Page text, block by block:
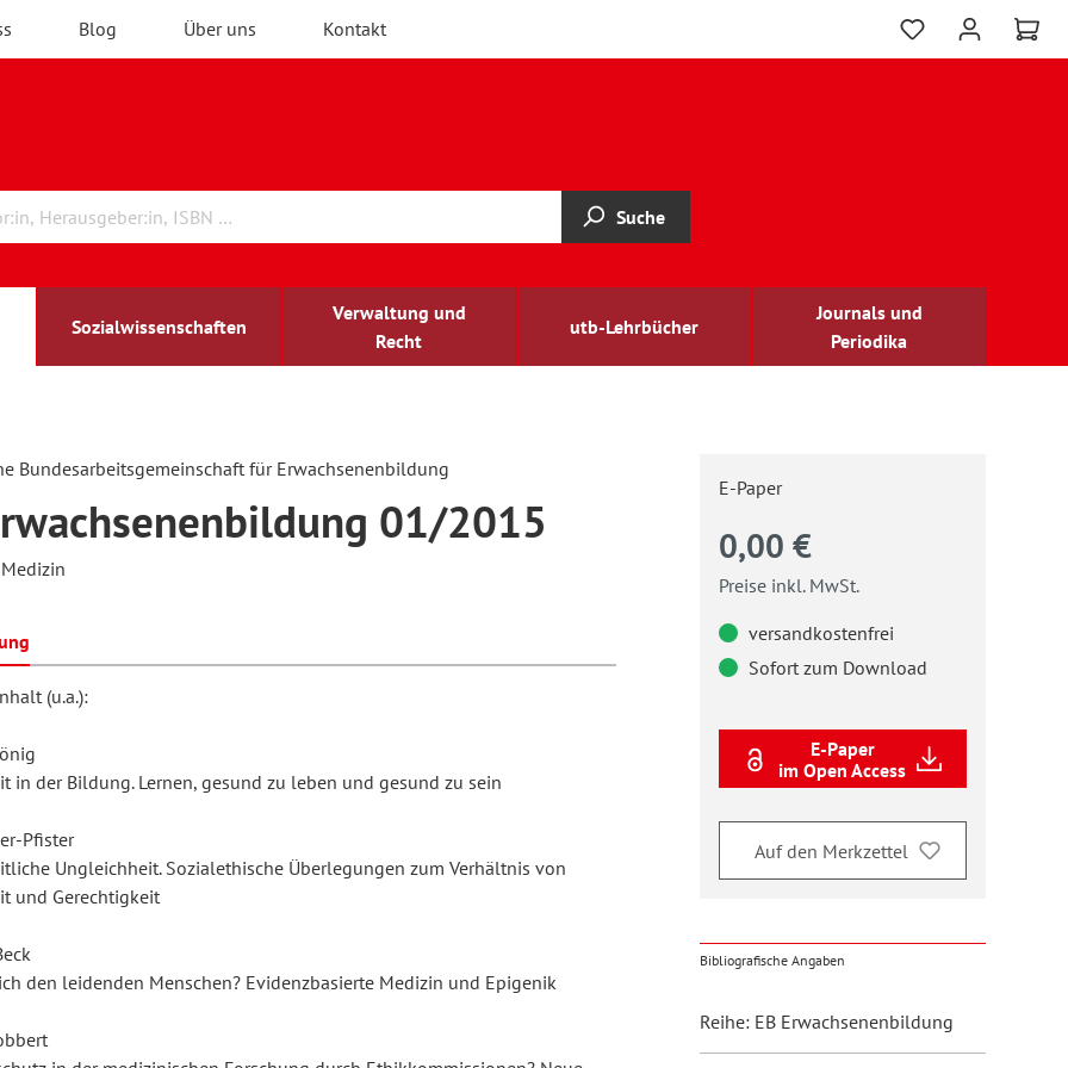
Blog Über uns Kontakt
Suche
Sozialwissenschaften
Verwaltung und
Recht
utb-Lehrbücher
Journals und
Periodika
BildungBildung
und Wissenschaft
forum
Bundesarbeitsgemeinschaft für Erwachsenenbildung
01/2015
(u.a.):
in der Bildung. Lernen, gesund zu leben und gesund zu sein
Pfister
Ungleichheit. Sozialethische Überlegungen zum Verhältnis von
und Gerechtigkeit
den leidenden Menschen? Evidenzbasierte Medizin und Epigenik
E-Paper
0,00 €
Preise inkl. MwSt.
versandkostenfrei
Sofort zum Download
E-Paper
im Open Access
Auf den Merkzettel
Bibliografische Angaben
Reihe: EB Erwachsenenbildung